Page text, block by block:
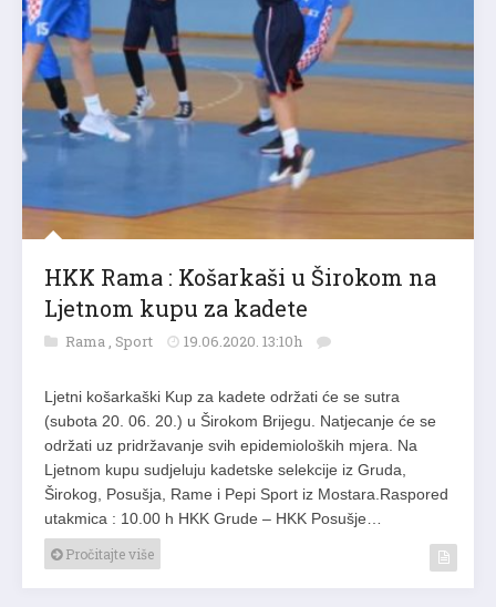
HKK Rama : Košarkaši u Širokom na
Ljetnom kupu za kadete
Rama Sport 19.06.2020. 13:10h
Ljetni košarkaški Kup za kadete održati će se sutra
(subota 20. 06. 20.) u Širokom Brijegu. Natjecanje će se
održati uz pridržavanje svih epidemioloških mjera. Na
Ljetnom kupu sudjeluju kadetske selekcije iz Gruda,
Širokog, Posušja, Rame i Pepi Sport iz Mostara.Raspored
utakmica : 10.00 h HKK Grude – HKK Posušje…
Pročitajte više